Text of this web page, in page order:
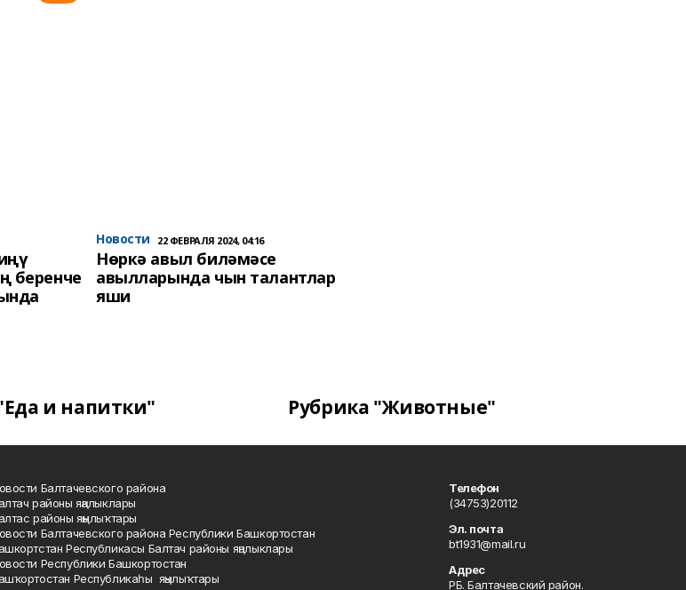
беренче
Новости 22 ФЕВРАЛЯ 2024, 04:16
Нөркә авыл биләмәсе
авылларында чын талантлар
яши
и напитки" Рубрика "Животные"
Балтачевского района
районы яңалыклары
районы яңылыҡтары
Балтачевского района Республики Башкортостан
Республикасы Балтач районы яңалыклары
Республики Башкортостан
Республикаһы яңылыҡтары
Телефон
(34753)20112
Эл. почта
bt1931@mail.ru
Адрес
РБ. Балтачевский район.